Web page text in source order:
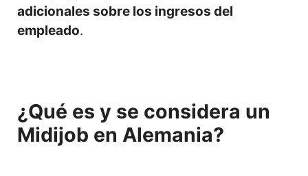
adicionales sobre los ingresos del
empleado.
¿Qué es y se considera un
Midijob en Alemania?